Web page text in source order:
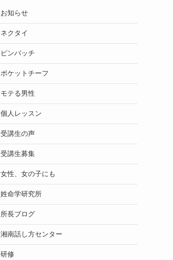
お知らせ
ネクタイ
ピンバッチ
ポケットチーフ
モテる男性
個人レッスン
受講生の声
受講生募集
女性、女の子にも
姓命学研究所
所長ブログ
湘南話し方センター
研修